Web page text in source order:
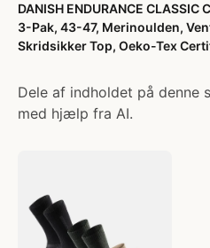
DANISH ENDURANCE CLASSIC
3-Pak, 43-47, Merinoulden,
Skridsikker Top, Oeko-Tex
Dele af indholdet på denne
med hjælp fra AI.